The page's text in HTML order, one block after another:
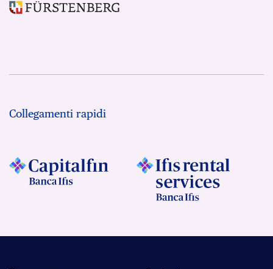
Collegamenti rapidi